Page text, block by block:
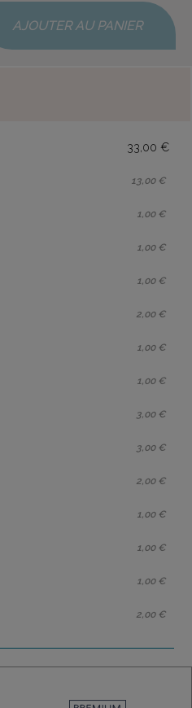
AJOUTER AU PANIER
33,00 €
13,00 €
1,00 €
1,00 €
1,00 €
2,00 €
1,00 €
1,00 €
3,00 €
3,00 €
2,00 €
1,00 €
1,00 €
1,00 €
2,00 €